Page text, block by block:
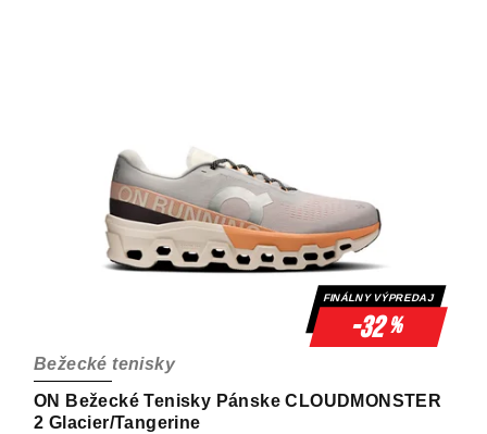
FINÁLNY VÝPREDAJ
-32%
ON Bežecké Tenisky Pánske CLOUDMONSTER
2 Glacier/Tangerine
Bežecké tenisky